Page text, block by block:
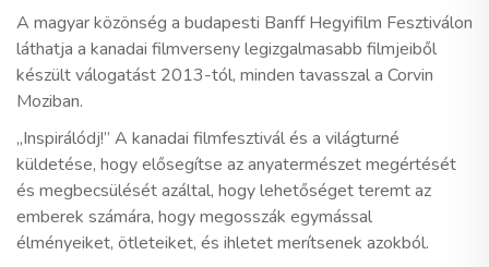
A magyar közönség a budapesti Banff Hegyifilm Fesztiválon
láthatja a kanadai filmverseny legizgalmasabb filmjeiből
készült válogatást 2013-tól, minden tavasszal a Corvin
Moziban.
„Inspirálódj!” A kanadai filmfesztivál és a világturné
küldetése, hogy elősegítse az anyatermészet megértését
és megbecsülését azáltal, hogy lehetőséget teremt az
emberek számára, hogy megosszák egymással
élményeiket, ötleteiket, és ihletet merítsenek azokból.